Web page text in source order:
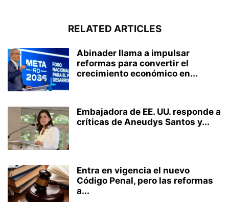
RELATED ARTICLES
Abinader llama a impulsar
reformas para convertir el
crecimiento económico en...
Embajadora de EE. UU. responde a
críticas de Aneudys Santos y...
Entra en vigencia el nuevo
Código Penal, pero las reformas
a...